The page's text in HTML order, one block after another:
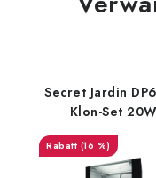
Secret Jardin
Klon-Set 20W
(16 %)